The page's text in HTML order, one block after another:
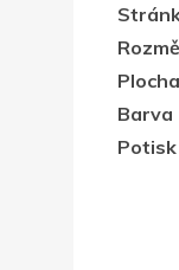
Barva
Potisk